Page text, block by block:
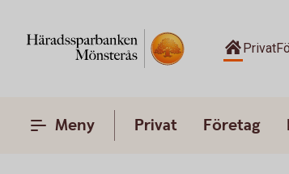
Privat
Meny Privat Företag